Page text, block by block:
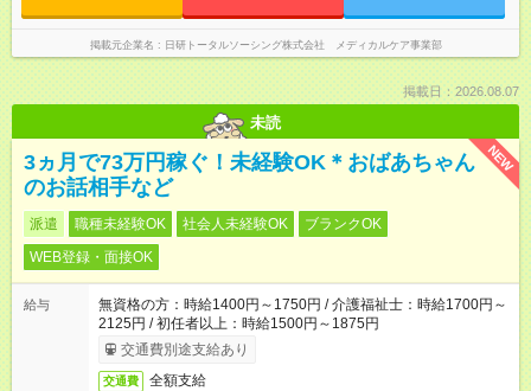
掲載元企業名 日研トータルソーシング株式会社 メディカルケア事業部
掲載日：2026.08.07
未読
NEW
3ヵ月で73万円稼ぐ！未経験OK＊おばあちゃん
のお話相手など
派遣 職種未経験OK 社会人未経験OK
ブランクOK
WEB登録・面接OK
給与
無資格の方：時給1400円～1750円 / 介護福祉士：時給1700円～
2125円 / 初任者以上：時給1500円～1875円
交通費別途支給あり
交通費 全額支給